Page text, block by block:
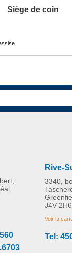
Siège de coin
de classe PAL
PLUS D'INFORMATION
PLUS D'INFORMATION
Rive-
3340,
J4V 2H6
Voir la
Tel: